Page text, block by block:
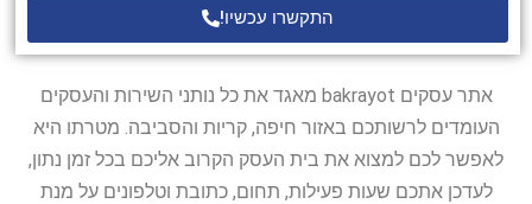
התקשרו עכשיו!
אתר עסקים bakrayot מאגד את כל נותני השירות והעסקים
העומדים לרשותכם באזור חיפה, קריות והסביבה. מטרתו היא
לאפשר לכם למצוא את בית העסק הקרוב אליכם בכל זמן נתון,
לעדכן אתכם שעות פעילות, תחום, כתובת וטלפונים על מנת